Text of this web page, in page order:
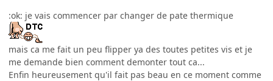
:ok: je vais commencer par changer de pate thermique
mais ca me fait un peu flipper ya des toutes petites vis et je
me demande bien comment demonter tout ca...
Enfin heureusement qu'il fait pas beau en ce moment comme